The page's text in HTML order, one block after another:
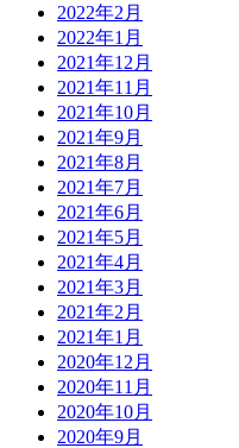
2022年2月
2022年1月
2021年12月
2021年11月
2021年10月
2021年9月
2021年8月
2021年7月
2021年6月
2021年5月
2021年4月
2021年3月
2021年2月
2021年1月
2020年12月
2020年11月
2020年10月
2020年9月